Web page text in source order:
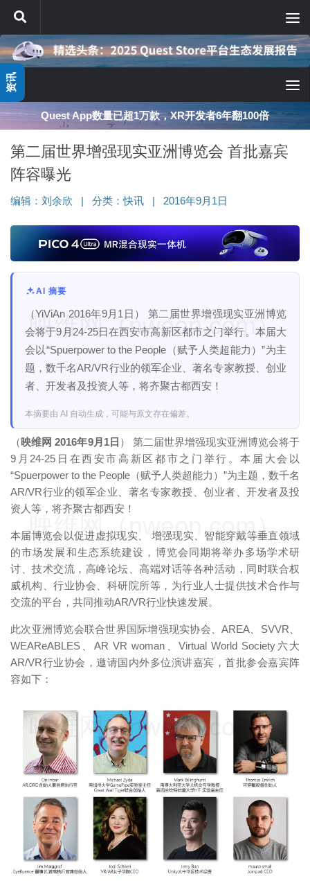
跳至内容
Quest App数量已超1万款，XR开发者6年翻100倍
第二届世界增强现实亚洲博览会 首批嘉宾
阵容曝光
编辑： 刘余欣 分类：快讯 2016年9月1日
AI 摘要
（YiViAn 2016年9月1日） 第二届世界增强现实亚洲博览
会将于9月24-25日在西安市高新区都市之门举行。本届大
会以“Spuerpower to the People（赋予人类超能力）”为主
题，数千名AR/VR行业的领军企业、著名专家教授、创业
者、开发者及投资人等，将齐聚古都西安！
本摘要由 AI 自动生成，可能与原文存在偏差。
（映维网 2016年9月1日 ） 第二届世界增强现实亚洲博览会将于
9月24-25日在西安市高新区都市之门举行。本届大会以
“Spuerpower to the People（赋予人类超能力）”为主题，数千名
AR/VR行业的领军企业、著名专家教授、创业者、开发者及投
资人等，将齐聚古都西安！
本届博览会以促进虚拟现实、 增强现实、智能穿戴等垂直领域
的市场发展和生态系统建设，博览会同期将举办多场学术研
讨、技术交流，高峰论坛、高端对话等各种活动，同时联合权
威机构、行业协会、科研院所等，为行业人士提供技术合作与
交流的平台，共同推动AR/VR行业快速发展。
此次亚洲博览会联合世界国际增强现实协会、AREA、SVVR、
WEAReABLES、AR VR woman、Virtual World Society六大
AR/VR行业协会，邀请国内外多位演讲嘉宾，首批参会嘉宾阵
容如下：
映维网（nweon.com）
映维网（nweon.com）
映维网（nweon.com）
资讯